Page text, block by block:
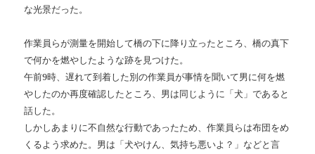
な光景だった。
作業員らが測量を開始して橋の下に降り立ったところ、橋の真下
で何かを燃やしたような跡を見つけた。
午前9時、遅れて到着した別の作業員が事情を聞いて男に何を燃
やしたのか再度確認したところ、男は同じように「犬」であると
話した。
しかしあまりに不自然な行動であったため、作業員らは布団をめ
くるよう求めた。男は「犬やけん、気持ち悪いよ？」などと言